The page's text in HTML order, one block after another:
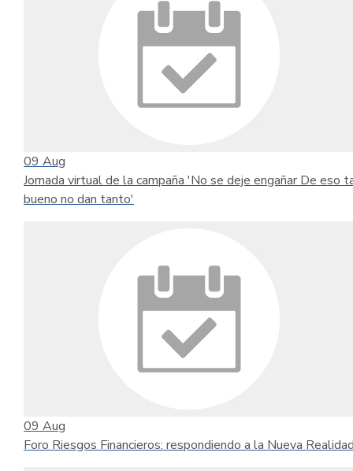
09 Aug
Jornada virtual de la campaña 'No se deje engañar De eso
bueno no dan tanto'
09 Aug
Foro Riesgos Financieros: respondiendo a la Nueva